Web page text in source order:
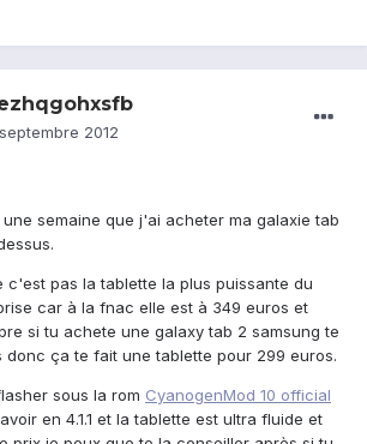
2012
semaine que j'ai acheter ma galaxie tab
c'est pas la tablette la plus puissante du
car à la fnac elle est à 349 euros et
si tu achete une galaxy tab 2 samsung te
donc ça te fait une tablette pour 299 euros.
sous la rom CyanogenMod 10 official
en 4.1.1 et la tablette est ultra fluide et